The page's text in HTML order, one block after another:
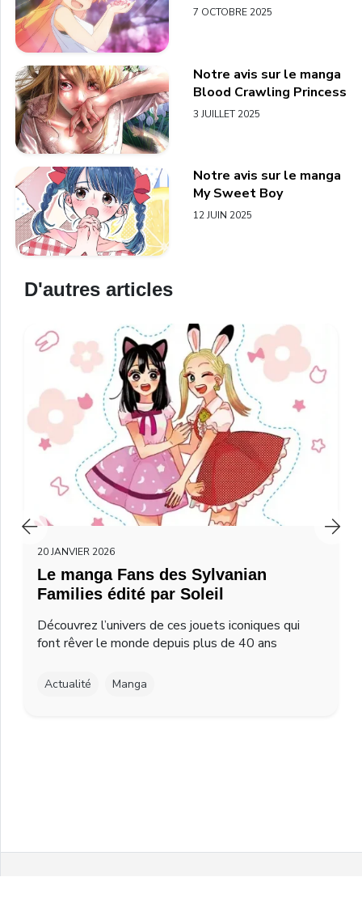
7 OCTOBRE 2025
Notre avis sur le manga
Blood Crawling Princess
3 JUILLET 2025
Notre avis sur le manga
My Sweet Boy
12 JUIN 2025
D'autres articles
20 JANVIER 2026
Le manga Fans des Sylvanian
Families édité par Soleil
Découvrez l’univers de ces jouets iconiques qui
font rêver le monde depuis plus de 40 ans
Actualité Manga